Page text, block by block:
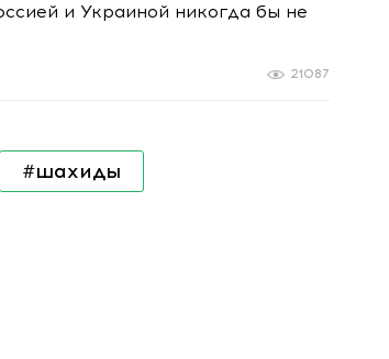
и Украиной никогда бы не
21087
#шахиды